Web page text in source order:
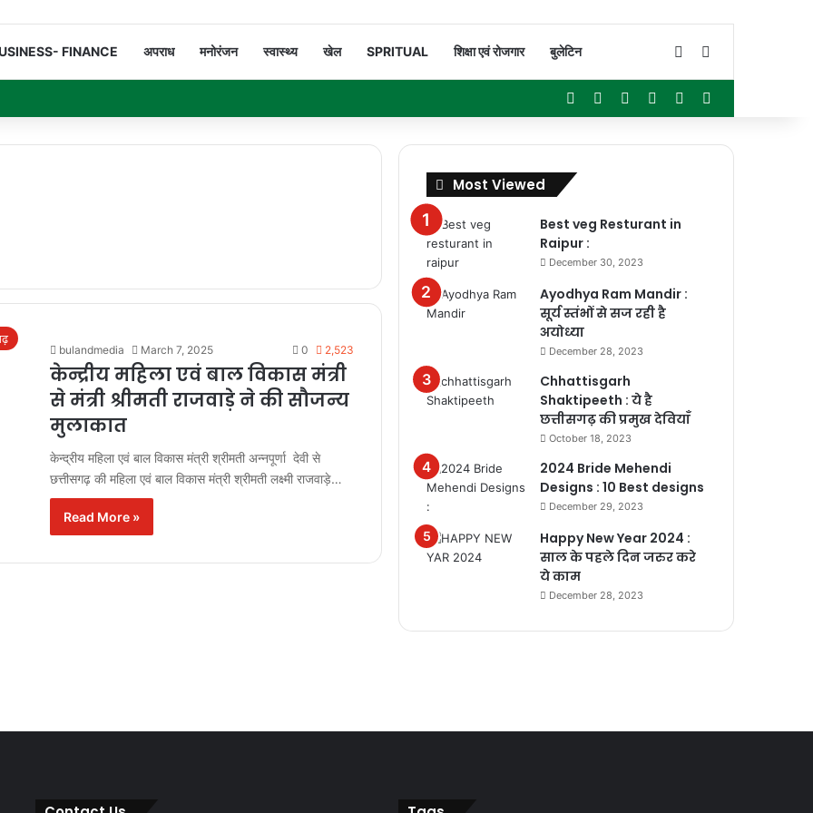
FINANCE अपराध मनोरंजन स्वास्थ्य खेल SPRITUAL शिक्षा एवं रोजगार बुलेटिन Switch skin
Facebook YouTubeInstagramWhatsApp
bulandmedia March 7, 2025 0 2,523
केन्द्रीय महिला एवं बाल विकास मंत्री
से मंत्री श्रीमती राजवाड़े ने की सौजन्य
मुलाकात
केन्द्रीय महिला एवं बाल विकास मंत्री श्रीमती अन्नपूर्णा देवी से
छत्तीसगढ़ की महिला एवं बाल विकास मंत्री श्रीमती लक्ष्मी राजवाड़े…
Read More »
Most Viewed
Best veg Resturant in
Raipur :
December 30, 2023
Ayodhya Ram Mandir :
सूर्य स्तंभों से सज रही है
अयोध्या
December 28, 2023
Chhattisgarh
Shaktipeeth : ये है
छत्तीसगढ़ की प्रमुख देवियाँ
October 18, 2023
2024 Bride Mehendi
Designs : 10 Best designs
December 29, 2023
Happy New Year 2024 :
साल के पहले दिन जरुर करे
ये काम
December 28, 2023